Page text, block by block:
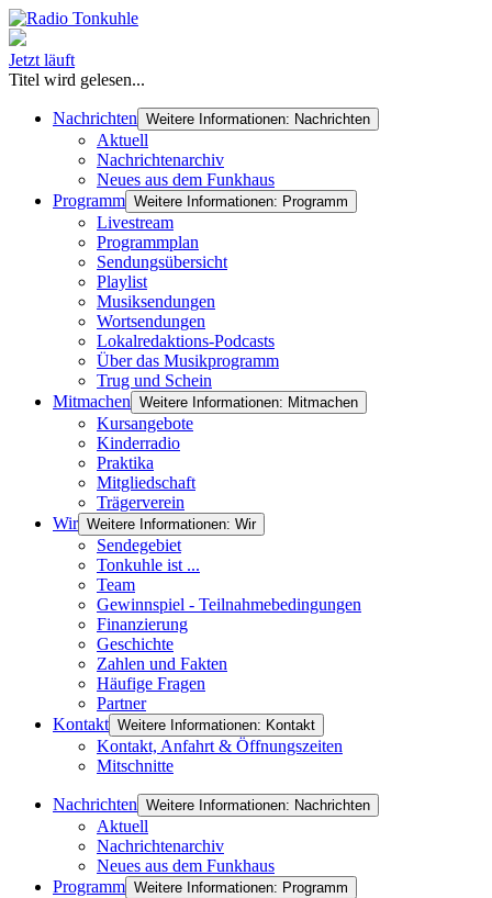
Jetzt läuft
Titel wird gelesen...
Nachrichten Weitere Informationen: Nachrichten
Aktuell
Nachrichtenarchiv
Neues aus dem Funkhaus
Programm Weitere Informationen: Programm
Livestream
Programmplan
Sendungsübersicht
Playlist
Musiksendungen
Wortsendungen
Lokalredaktions-Podcasts
Über das Musikprogramm
Trug und Schein
Mitmachen Weitere Informationen: Mitmachen
Kursangebote
Kinderradio
Praktika
Mitgliedschaft
Trägerverein
Wir Weitere Informationen: Wir
Sendegebiet
Tonkuhle ist ...
Team
Gewinnspiel - Teilnahmebedingungen
Finanzierung
Geschichte
Zahlen und Fakten
Häufige Fragen
Partner
Kontakt Weitere Informationen: Kontakt
Kontakt, Anfahrt & Öffnungszeiten
Mitschnitte
Nachrichten Weitere Informationen: Nachrichten
Aktuell
Nachrichtenarchiv
Neues aus dem Funkhaus
Programm Weitere Informationen: Programm